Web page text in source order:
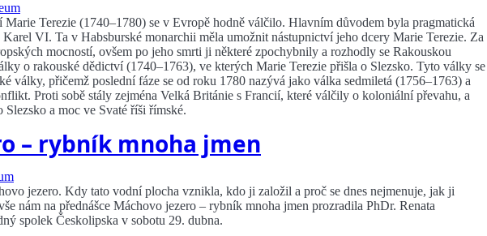
Terezie (1740–1780) se v Evropě hodně válčilo. Hlavním důvodem byla pragmatická
VI. Ta v Habsburské monarchii měla umožnit nástupnictví jeho dcery Marie Terezie. Za
mocností, ovšem po jeho smrti ji některé zpochybnily a rozhodly se Rakouskou
o rakouské dědictví (1740–1763), ve kterých Marie Terezie přišla o Slezsko. Tyto války se
války, přičemž poslední fáze se od roku 1780 nazývá jako válka sedmiletá (1756–1763) a
Proti sobě stály zejména Velká Británie s Francií, které válčily o koloniální převahu, a
a moc ve Svaté říši římské.
– rybník mnoha jmen
jezero. Kdy tato vodní plocha vznikla, kdo ji založil a proč se dnes nejmenuje, jak ji
nám na přednášce Máchovo jezero – rybník mnoha jmen prozradila PhDr. Renata
spolek Českolipska v sobotu 29. dubna.